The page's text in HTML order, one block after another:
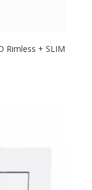
Rimless + SLIM